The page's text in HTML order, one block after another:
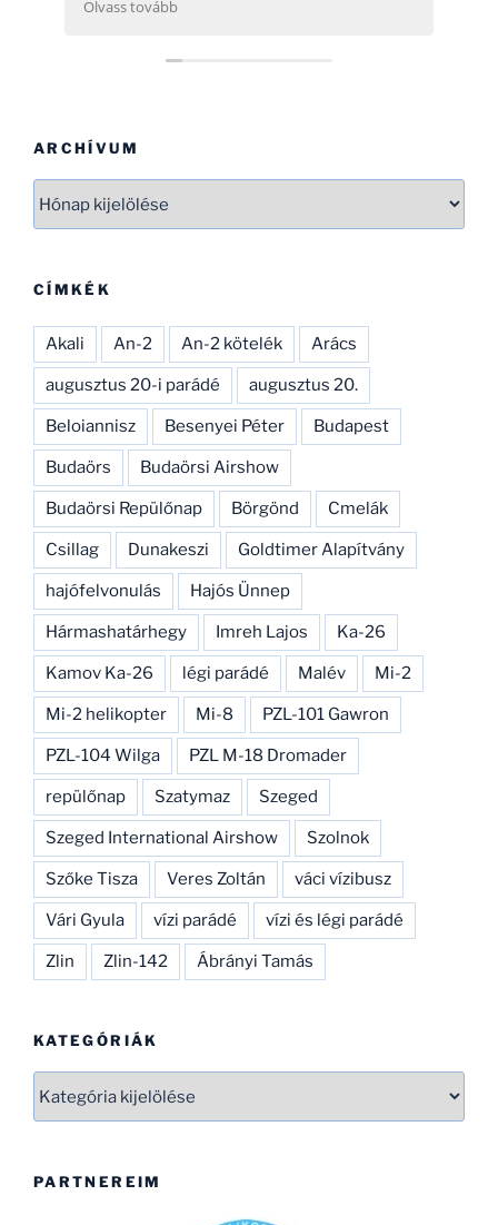
helikopterrel (MI2) kapcsolatban tudok
Olvass tovább
ARCHÍVUM
CÍMKÉK
Akali An-2 An-2 kötelék Arács
augusztus 20-i parádé augusztus 20.
Beloiannisz Besenyei Péter Budapest
Budaörs Budaörsi Airshow
Budaörsi Repülőnap Börgönd Cmelák
Csillag Dunakeszi Goldtimer Alapítvány
hajófelvonulás Hajós Ünnep
Hármashatárhegy Imreh Lajos Ka-26
Kamov Ka-26 légi parádé Malév Mi-2
Mi-2 helikopter Mi-8 PZL-101 Gawron
PZL-104 Wilga PZL M-18 Dromader
repülőnap Szatymaz Szeged
Szeged International Airshow Szolnok
Szőke Tisza Veres Zoltán váci vízibusz
Vári Gyula vízi parádé vízi és légi parádé
Zlin Zlin-142 Ábrányi Tamás
KATEGÓRIÁK
PARTNEREIM